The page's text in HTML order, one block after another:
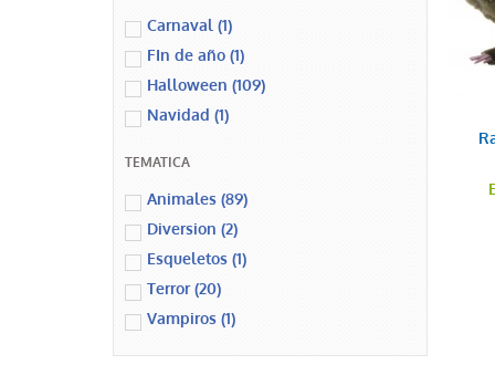
Carnaval (1)
FIn de año (1)
Halloween (109)
Navidad (1)
TEMATICA
Animales (89)
Diversion (2)
Esqueletos (1)
Terror(20)
Vampiros (1)